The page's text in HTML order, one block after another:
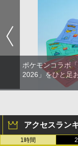
ポケモンコラボ
2026」をひと足
アクセスラン
1時間